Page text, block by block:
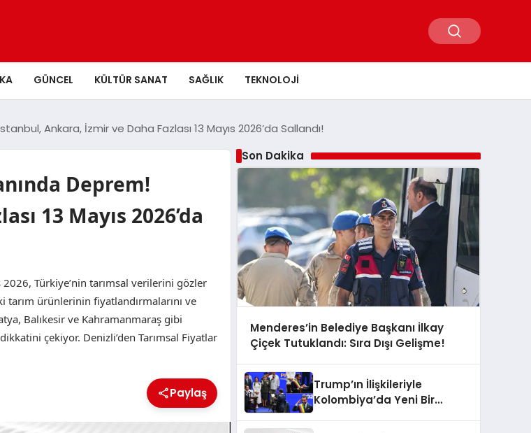
GÜNCEL KÜLTÜR SANAT SAĞLIK TEKNOLOJI
Ankara, İzmir ve Daha Fazlası 13 Mayıs 2026’da Sallandı!
Deprem!
13 Mayıs 2026’da
2026, Türkiye’nin tarımsal verilerini gözler
ürünlerinin fiyatlandırmalarını ve
Balıkesir ve Kahramanmaraş gibi
çekiyor. Denizli’den Tarımsal Fiyatlar
Paylaş
Son Dakika
Menderes’in Belediye Başkanı İlkay
Çiçek Tutuklandı: Sıra Dışı Gelişme!
Trump’ın İlişkileriyle
Kolombiya’da Yeni Bir